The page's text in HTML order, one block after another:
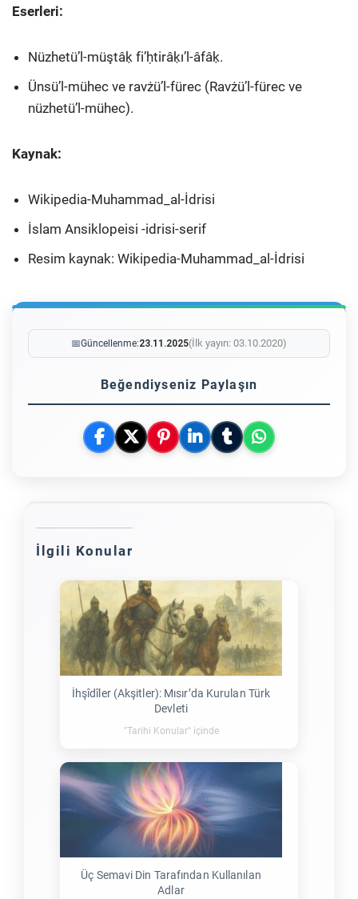
Eserleri:
Nüzhetü’l-müştâḳ fi’ḥtirâḳı’l-âfâḳ.
Ünsü’l-mühec ve ravżü’l-fürec (Ravżü’l-fürec ve
nüzhetü’l-mühec).
Kaynak:
Wikipedia-Muhammad_al-İdrisi
İslam Ansiklopeisi -idrisi-serif
Resim kaynak: Wikipedia-Muhammad_al-İdrisi
📅Güncellenme:23.11.2025(İlk yayın: 03.10.2020)
Beğendiyseniz Paylaşın
İlgili Konular
İhşîdîler (Akşitler): Mısır’da Kurulan Türk
Devleti
"Tarihi Konular" içinde
Üç Semavi Din Tarafından Kullanılan
Adlar